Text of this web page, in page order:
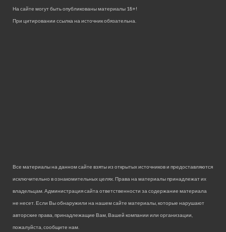
На сайте могут быть опубликованы материалы 18+!
При цитировании ссылка на источник обязательна.
Все материалы на данном сайте взяты из открытых источников и предоставляются
исключительно в ознакомительных целях. Права на материалы принадлежат их
владельцам. Администрация сайта ответственности за содержание материала
не несет. Если Вы обнаружили на нашем сайте материалы, которые нарушают
авторские права, принадлежащие Вам, Вашей компании или организации,
пожалуйста, сообщите нам.